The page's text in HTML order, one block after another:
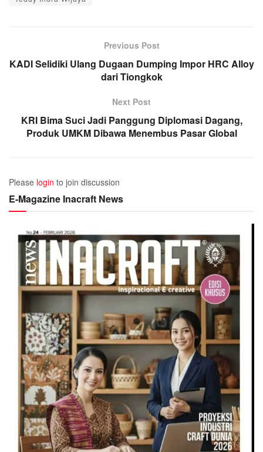
Previous Post
KADI Selidiki Ulang Dugaan Dumping Impor HRC Alloy
dari Tiongkok
Next Post
KRI Bima Suci Jadi Panggung Diplomasi Dagang,
Produk UMKM Dibawa Menembus Pasar Global
Please login to join discussion
E-Magazine Inacraft News